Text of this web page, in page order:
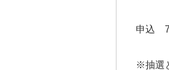
申込 7
※抽選